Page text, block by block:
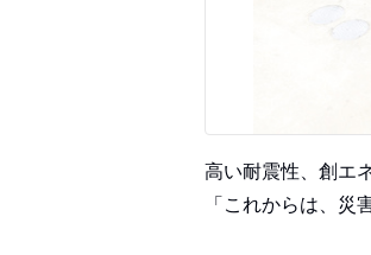
高い耐震性、創エ
「これからは、災